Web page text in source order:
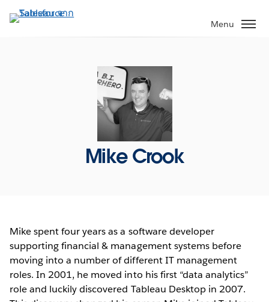
ไป
Menu
Mike Crook
Mike spent four years as a software developer
supporting financial & management systems before
moving into a number of different IT management
roles. In 2001, he moved into his first “data analytics”
role and luckily discovered Tableau Desktop in 2007.